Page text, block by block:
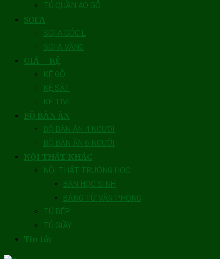
TỦ QUẦN ÁO GỖ
SOFA
SOFA GÓC L
SOFA VĂNG
GIÁ – KỆ
KỆ GỖ
KỆ SẮT
KỆ TIVI
BỘ BÀN ĂN
BỘ BÀN ĂN 4 NGƯỜI
BỘ BÀN ĂN 6 NGƯỜI
NỘI THẤT KHÁC
NỘI THẤT TRƯỜNG HỌC
BÀN HỌC SINH
BẢNG TỪ VĂN PHÒNG
TỦ BẾP
TỦ GIẦY
Tin tức